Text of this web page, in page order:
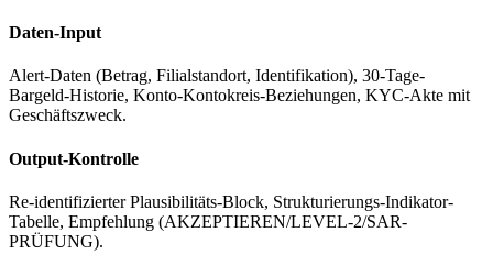
Daten-Input
Alert-Daten (Betrag, Filialstandort, Identifikation), 30-Tage-
Bargeld-Historie, Konto-Kontokreis-Beziehungen, KYC-Akte mit
Geschäftszweck.
Output-Kontrolle
Re-identifizierter Plausibilitäts-Block, Strukturierungs-Indikator-
Tabelle, Empfehlung (AKZEPTIEREN/LEVEL-2/SAR-
PRÜFUNG).